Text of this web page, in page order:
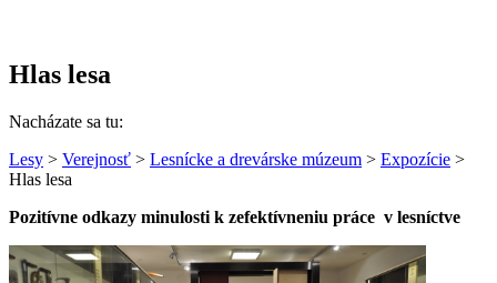
Hlas lesa
Nacházate sa tu:
Lesy > Verejnosť > Lesnícke a drevárske múzeum > Expozície >
Hlas lesa
Pozitívne odkazy minulosti k zefektívneniu práce v lesníctve